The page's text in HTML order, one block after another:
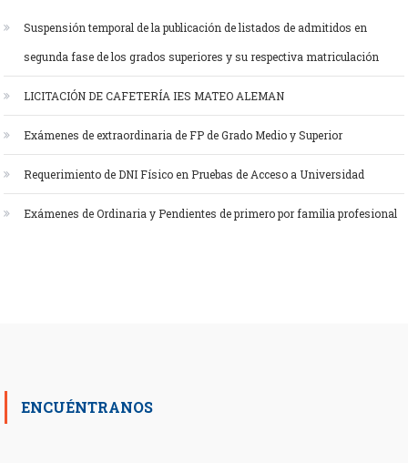
entradas
Suspensión temporal de la publicación de listados de admitidos en
segunda fase de los grados superiores y su respectiva matriculación
LICITACIÓN DE CAFETERÍA IES MATEO ALEMAN
Exámenes de extraordinaria de FP de Grado Medio y Superior
Requerimiento de DNI Físico en Pruebas de Acceso a Universidad
Exámenes de Ordinaria y Pendientes de primero por familia profesional
ENCUÉNTRANOS